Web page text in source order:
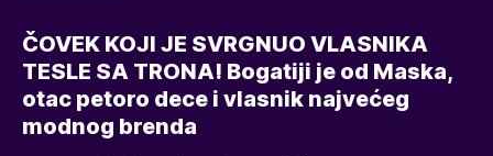
ČOVEK KOJI JE SVRGNUO VLASNIKA
TESLE SA TRONA! Bogatiji je od Maska,
otac petoro dece i vlasnik najvećeg
modnog brenda